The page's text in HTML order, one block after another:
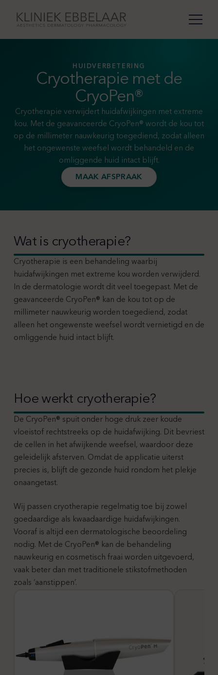
HUIDVERBETERING
Cryotherapie met de
CryoPen®
Cryotherapie verwijdert huidafwijkingen met extreme
kou. Met de geavanceerde CryoPen® wordt de kou tot
op de millimeter nauwkeurig toegediend, zodat alleen
het ongewenste weefsel wordt behandeld en de
omliggende huid intact blijft.
MAAK AFSPRAAK
Wat is cryotherapie?
Cryotherapie is een behandeling waarbij
huidafwijkingen met extreme kou worden verwijderd.
In de dermatologie wordt dit veel toegepast. Met de
geavanceerde CryoPen® kan de kou tot op de
millimeter nauwkeurig worden toegediend, zodat
alleen het ongewenste weefsel wordt vernietigd en de
omliggende huid intact blijft.
Hoe werkt cryotherapie?
De CryoPen® spuit onder hoge druk zeer koude
vloeistof rechtstreeks op de huidafwijking. Dit bevriest
de cellen in het afwijkende weefsel, waardoor deze
geleidelijk afsterven. Omdat de applicatie uiterst
precies is, blijft de gezonde huid rondom het plekje
onaangetast.
Wij passen cryotherapie regelmatig toe bij zowel
goedaardige als kwaadaardige huidafwijkingen.
Vooraf is altijd een dermatologische beoordeling
nodig. Met de CryoPen® kan de behandeling
nauwkeurig en cosmetisch fraai worden uitgevoerd,
vaak beter dan met traditionele stikstofmethoden
zoals ‘aanstippen’.